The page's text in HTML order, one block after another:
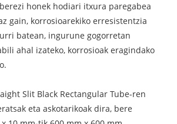
honek hodiari itxura paregabea
gain, korrosioarekiko erresistentzia
batean, ingurune gogorretan
ahal izateko, korrosioak eragindako
Slit Black Rectangular Tube-ren
eta askotarikoak dira, bere